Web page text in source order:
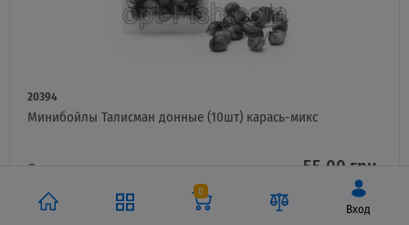
0
Вход
20394
Минибойлы Талисман донные (10шт) карась-микс
Оптовая цена 55.00 грн.
НЕТ НА СКЛАДЕ